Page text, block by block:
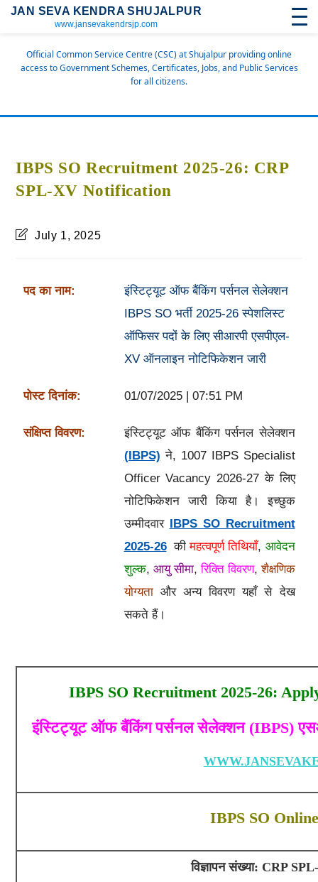
JAN SEVA KENDRA SHUJALPUR
www.jansevakendrsjp.com
Official Common Service Centre (CSC) at Shujalpur providing online
access to Government Schemes, Certificates, Jobs, and Public Services
for all citizens.
IBPS SO Recruitment 2025-26: CRP
SPL-XV Notification
July 1, 2025
पद का नाम:
इंस्टिट्यूट ऑफ बैंकिंग पर्सनल सेलेक्शन
IBPS SO भर्ती 2025-26 स्पेशलिस्ट
ऑफिसर पदों के लिए सीआरपी एसपीएल-
XV ऑनलाइन नोटिफिकेशन जारी
पोस्ट दिनांक: 01/07/2025 | 07:51 PM
संक्षिप्त विवरण:
इंस्टिट्यूट ऑफ बैंकिंग पर्सनल सेलेक्शन
(IBPS) ने, 1007 IBPS Specialist
Officer Vacancy 2026-27 के लिए
नोटिफिकेशन जारी किया है। इच्छुक
उम्मीदवार IBPS SO Recruitment
2025-26कीमहत्वपूर्ण तिथियाँ, आवेदन
शुल्क, आयु सीमा,रिक्ति विवरण,शैक्षणिक
योग्यताऔर अन्य विवरण यहाँ से देख
सकते हैं।
IBPS SO Recruitment 2025-26:
इंस्टिट्यूट ऑफ बैंकिंग पर्सनल सेलेक्शन (IBPS)
IBPS SO
विज्ञापन संख्या: CRP